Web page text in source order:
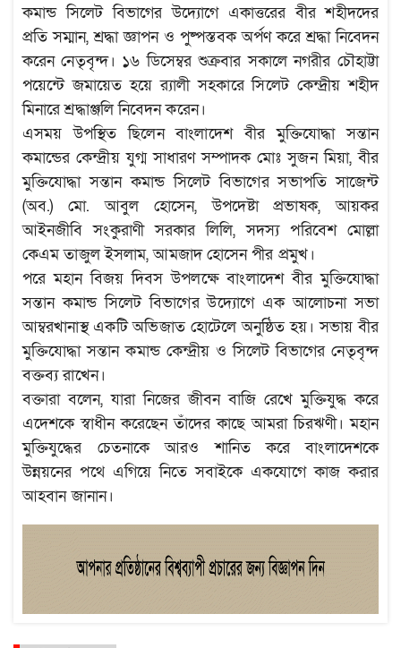
কমান্ড সিলেট বিভাগের উদ্যোগে একাত্তরের বীর শহীদদের
প্রতি সম্মান, শ্রদ্ধা জ্ঞাপন ও পুষ্পস্তবক অর্পণ করে শ্রদ্ধা নিবেদন
করেন নেতৃবৃন্দ। ১৬ ডিসেম্বর শুক্রবার সকালে নগরীর চৌহাট্টা
পয়েন্টে জমায়েত হয়ে র‌্যালী সহকারে সিলেট কেন্দ্রীয় শহীদ
মিনারে শ্রদ্ধাঞ্জলি নিবেদন করেন।
এসময় উপস্থিত ছিলেন বাংলাদেশ বীর মুক্তিযোদ্ধা সন্তান
কমান্ডের কেন্দ্রীয় যুগ্ম সাধারণ সম্পাদক মোঃ সুজন মিয়া, বীর
মুক্তিযোদ্ধা সন্তান কমান্ড সিলেট বিভাগের সভাপতি সাজেন্ট
(অব.) মো. আবুল হোসেন, উপদেষ্টা প্রভাষক, আয়কর
আইনজীবি সংকুরাণী সরকার লিলি, সদস্য পরিবেশ মোল্লা
কেএম তাজুল ইসলাম, আমজাদ হোসেন পীর প্রমুখ।
পরে মহান বিজয় দিবস উপলক্ষে বাংলাদেশ বীর মুক্তিযোদ্ধা
সন্তান কমান্ড সিলেট বিভাগের উদ্যোগে এক আলোচনা সভা
আম্বরখানাস্থ একটি অভিজাত হোটেলে অনুষ্ঠিত হয়। সভায় বীর
মুক্তিযোদ্ধা সন্তান কমান্ড কেন্দ্রীয় ও সিলেট বিভাগের নেতৃবৃন্দ
বক্তব্য রাখেন।
বক্তারা বলেন, যারা নিজের জীবন বাজি রেখে মুক্তিযুদ্ধ করে
এদেশকে স্বাধীন করেছেন তাঁদের কাছে আমরা চিরঋণী। মহান
মুক্তিযুদ্ধের চেতনাকে আরও শানিত করে বাংলাদেশকে
উন্নয়নের পথে এগিয়ে নিতে সবাইকে একযোগে কাজ করার
আহবান জানান।